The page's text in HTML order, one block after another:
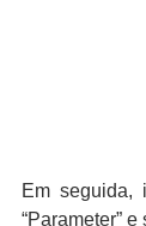
Em seguida,
“Parameter”